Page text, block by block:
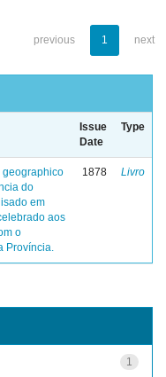
previous 1 next
Issue
Date
Type
geographico
do
em
aos
o
Província.
1878 Livro
1